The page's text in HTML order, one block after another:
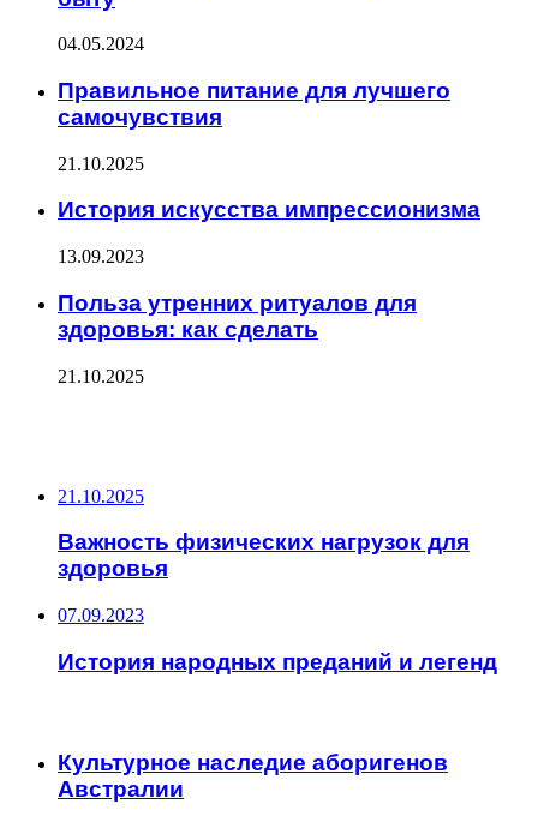
04.05.2024
Правильное питание для лучшего
самочувствия
21.10.2025
История искусства импрессионизма
13.09.2023
Польза утренних ритуалов для
здоровья: как сделать
21.10.2025
21.10.2025
Важность физических нагрузок для
здоровья
07.09.2023
История народных преданий и легенд
Культурное наследие аборигенов
Австралии